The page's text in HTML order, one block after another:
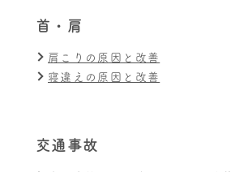
首・肩
肩こりの原因と改善
寝違えの原因と改善
交通事故